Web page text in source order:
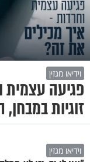
וידיאו מגזין
פגיעה עצמית
זוגיות
וידיאו מגזין